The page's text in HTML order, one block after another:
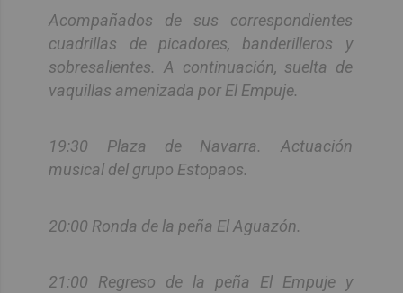
Acompañados de sus correspondientes
cuadrillas de picadores, banderilleros y
sobresalientes. A continuación, suelta de
vaquillas amenizada por El Empuje.
19:30 Plaza de Navarra. Actuación
musical del grupo Estopaos.
20:00 Ronda de la peña El Aguazón.
21:00 Regreso de la peña El Empuje y